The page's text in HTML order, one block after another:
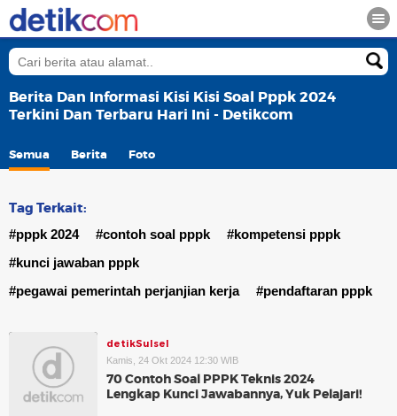
Berita Dan Informasi Kisi Kisi Soal Pppk 2024
Terkini Dan Terbaru Hari Ini - Detikcom
Semua Berita Foto
Tag Terkait:
#pppk 2024 #contoh soal pppk
#kompetensi pppk
#kunci jawaban pppk
#pegawai pemerintah perjanjian kerja
#pendaftaran pppk
detikSulsel
Kamis, 24 Okt 2024 12:30 WIB
70 Contoh Soal PPPK Teknis 2024
Lengkap Kunci Jawabannya, Yuk Pelajari!